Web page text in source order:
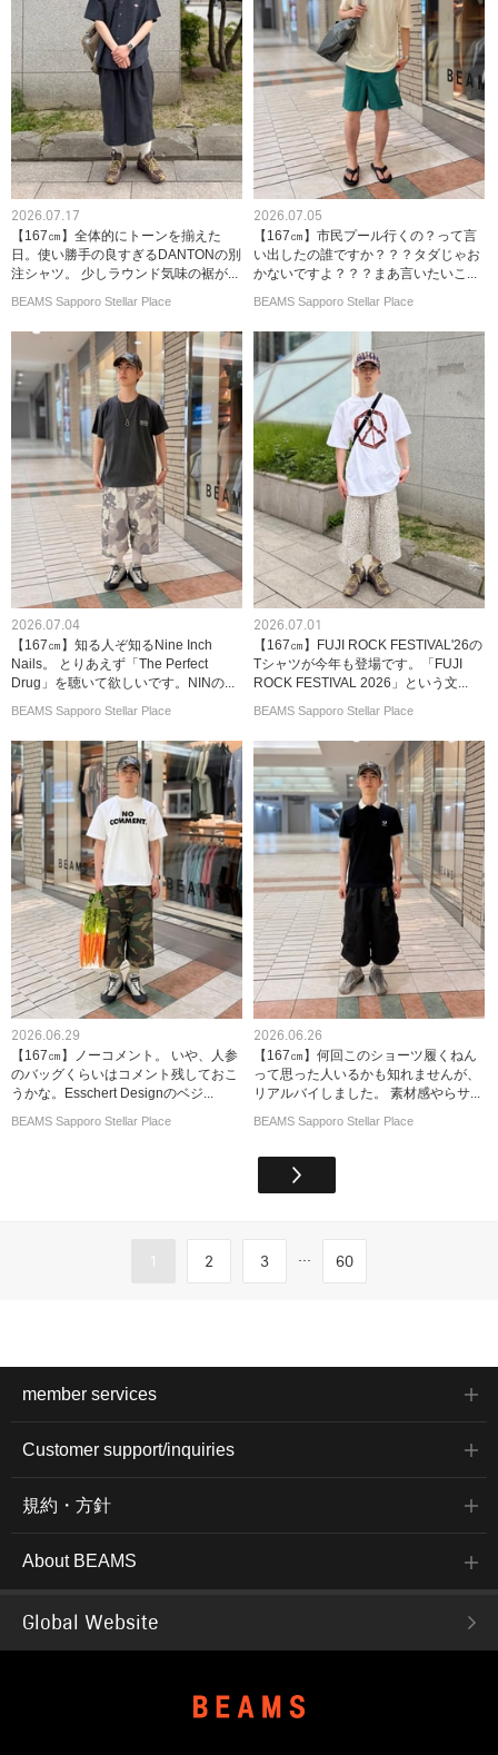
2026.07.17
【167㎝】全体的にトーンを揃えた
日。使い勝手の良すぎるDANTONの別
注シャツ。 少しラウンド気味の裾が...
BEAMS Sapporo Stellar Place
2026.07.05
【167㎝】市民プール行くの？って言
い出したの誰ですか？？？タダじゃお
かないですよ？？？まあ言いたいこ...
BEAMS Sapporo Stellar Place
2026.07.04
【167㎝】知る人ぞ知るNine Inch
Nails。 とりあえず「The Perfect
Drug」を聴いて欲しいです。NINの...
BEAMS Sapporo Stellar Place
2026.07.01
【167㎝】FUJI ROCK FESTIVAL'26の
Tシャツが今年も登場です。「FUJI
ROCK FESTIVAL 2026」という文...
BEAMS Sapporo Stellar Place
2026.06.29
【167㎝】ノーコメント。 いや、人参
のバッグくらいはコメント残しておこ
うかな。Esschert Designのベジ...
BEAMS Sapporo Stellar Place
2026.06.26
【167㎝】何回このショーツ履くねん
って思った人いるかも知れませんが、
リアルバイしました。 素材感やらサ...
BEAMS Sapporo Stellar Place
1 2 3 ... 60
member services
Customer support/inquiries
規約・方針
About BEAMS
Global Website